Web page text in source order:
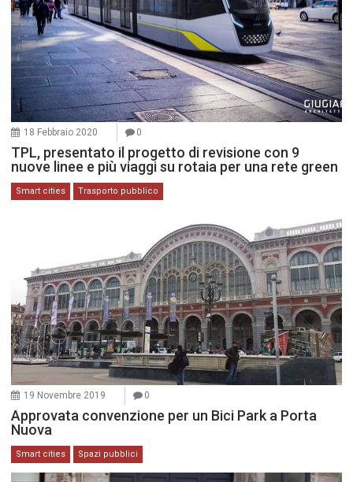
18 Febbraio 2020 0
TPL, presentato il progetto di revisione con 9
nuove linee e più viaggi su rotaia per una rete green
Smart cities Trasporto pubblico
19 Novembre 2019 0
Approvata convenzione per un Bici Park a Porta
Nuova
Smart cities Spazi pubblici